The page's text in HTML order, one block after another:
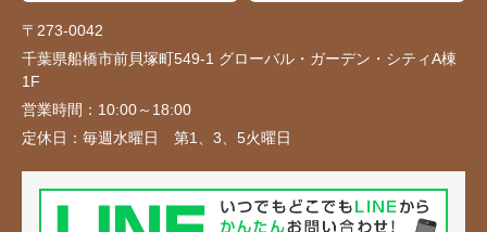
〒273-0042
千葉県船橋市前貝塚町549-1 グローバル・ガーデン・シティA棟
1F
営業時間： 10:00～18:00
定休日： 毎週水曜日 第1、3、5火曜日